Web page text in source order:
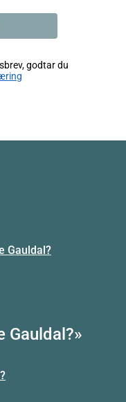
godtar du
Gauldal?
Gauldal?»